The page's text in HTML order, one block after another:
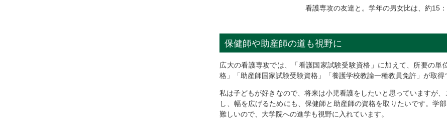
看護専攻の友達と。学年の男女比は、約15
保健師や助産師の道も視野に
広大の看護専攻では、「看護国家試験受験資格」に加えて、所要の単
格」「助産師国家試験受験資格」「養護学校教諭一種教員免許」が取得
私は子どもが好きなので、将来は小児看護をしたいと思っていますが
し、幅を広げるためにも、保健師と助産師の資格を取りたいです。学
難しいので、大学院への進学も視野に入れています。